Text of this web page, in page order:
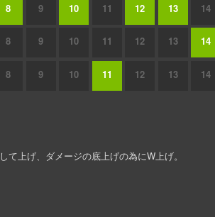
8 9 10 11 12 13 14
8 9 10 11 12 13 14
8 9 10 11 12 13 14
上げ、ダメージの底上げの為にW上げ。